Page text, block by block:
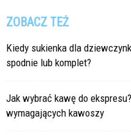
ZOBACZ TEŻ
Kiedy sukienka dla
spodnie lub komplet?
Jak wybrać kawę do
wymagających kawoszy